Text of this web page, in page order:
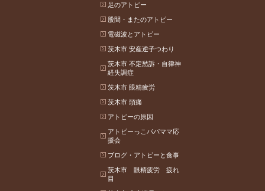
足のアトピー
股間・またのアトピー
電磁波とアトピー
茨木市 安産逆子つわり
茨木市 不定愁訴・自律神
経失調症
茨木市 眼精疲労
茨木市 頭痛
アトピーの原因
アトピーっこパパママ応
援会
ブログ・アトピーと食事
茨木市 眼精疲労 疲れ
目